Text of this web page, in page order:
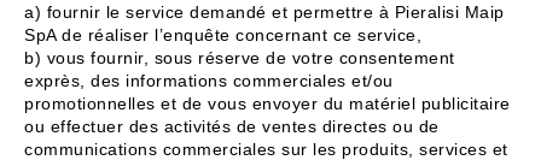
a) fournir le service demandé et permettre à Pieralisi Maip
SpA de réaliser l’enquête concernant ce service,
b) vous fournir, sous réserve de votre consentement
exprès, des informations commerciales et/ou
promotionnelles et de vous envoyer du matériel publicitaire
ou effectuer des activités de ventes directes ou de
communications commerciales sur les produits, services et